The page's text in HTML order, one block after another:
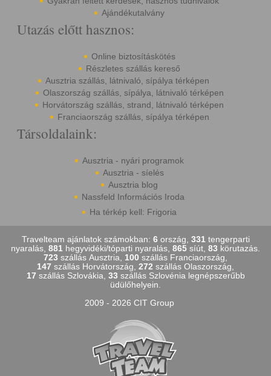
Ajándékutalvány
Utazás előtt hasznos:
Online biztosításkötés
Részletes szállás kereső
Ausztria szállás, látnivaló, sípálya térképen
Olaszország szállás, sípálya, látnivaló térképen
Horvátország szállás, strand, látnivaló térképen
Franciaország szállás, sípálya térképen
Társoldalaink:
Ausztria - nyári programok
Ausztria - síelés
Ausztria blog
Nassfeld Információs Iroda
Ha térkép kell: Frigoria
Travelteam ajánlatok számokban: 6ország, 331tengerparti
nyaralás, 881 hegyvidéki/tóparti nyaralás, 865 síút, 83 körutazás.
723 szállás Ausztria, 100 szállás Franciaország,
147 szállás Horvátország, 272 szállás Olaszország,
17 szállás Szlovákia, 33 szállás Szlovénia legnépszerűbb
üdülőhelyein.
2009 - 2026 CIT Group